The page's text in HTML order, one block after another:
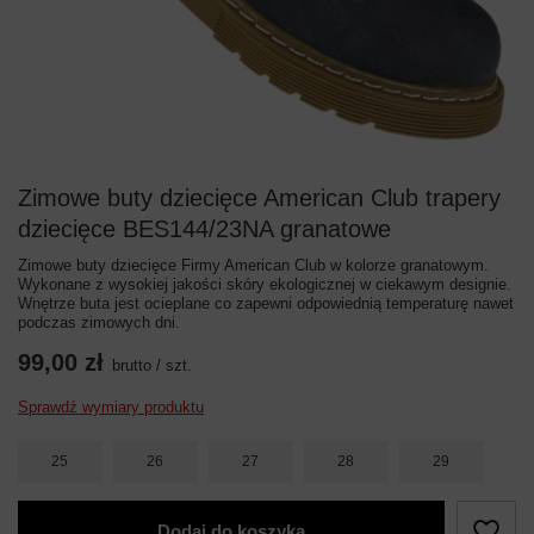
Zimowe buty dziecięce American Club trapery
dziecięce BES144/23NA granatowe
Zimowe buty dziecięce Firmy American Club w kolorze granatowym.
Wykonane z wysokiej jakości skóry ekologicznej w ciekawym designie.
Wnętrze buta jest ocieplane co zapewni odpowiednią temperaturę nawet
podczas zimowych dni.
99,00 zł brutto / szt.
Sprawdź wymiary produktu
25 26 27 28 29